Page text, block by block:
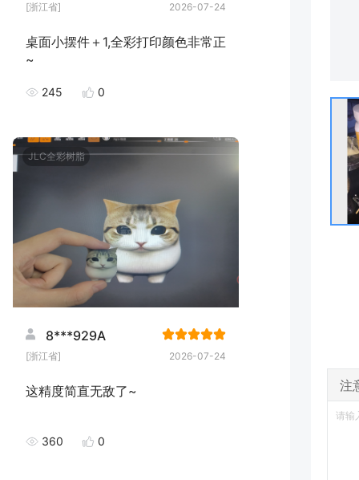
[浙江省] 2026-07-24
桌面小摆件＋1,全彩打印颜色非常正
~
245 0
JLC全彩树脂
8***929A
[浙江省] 2026-07-24
这精度简直无敌了~
360 0
注